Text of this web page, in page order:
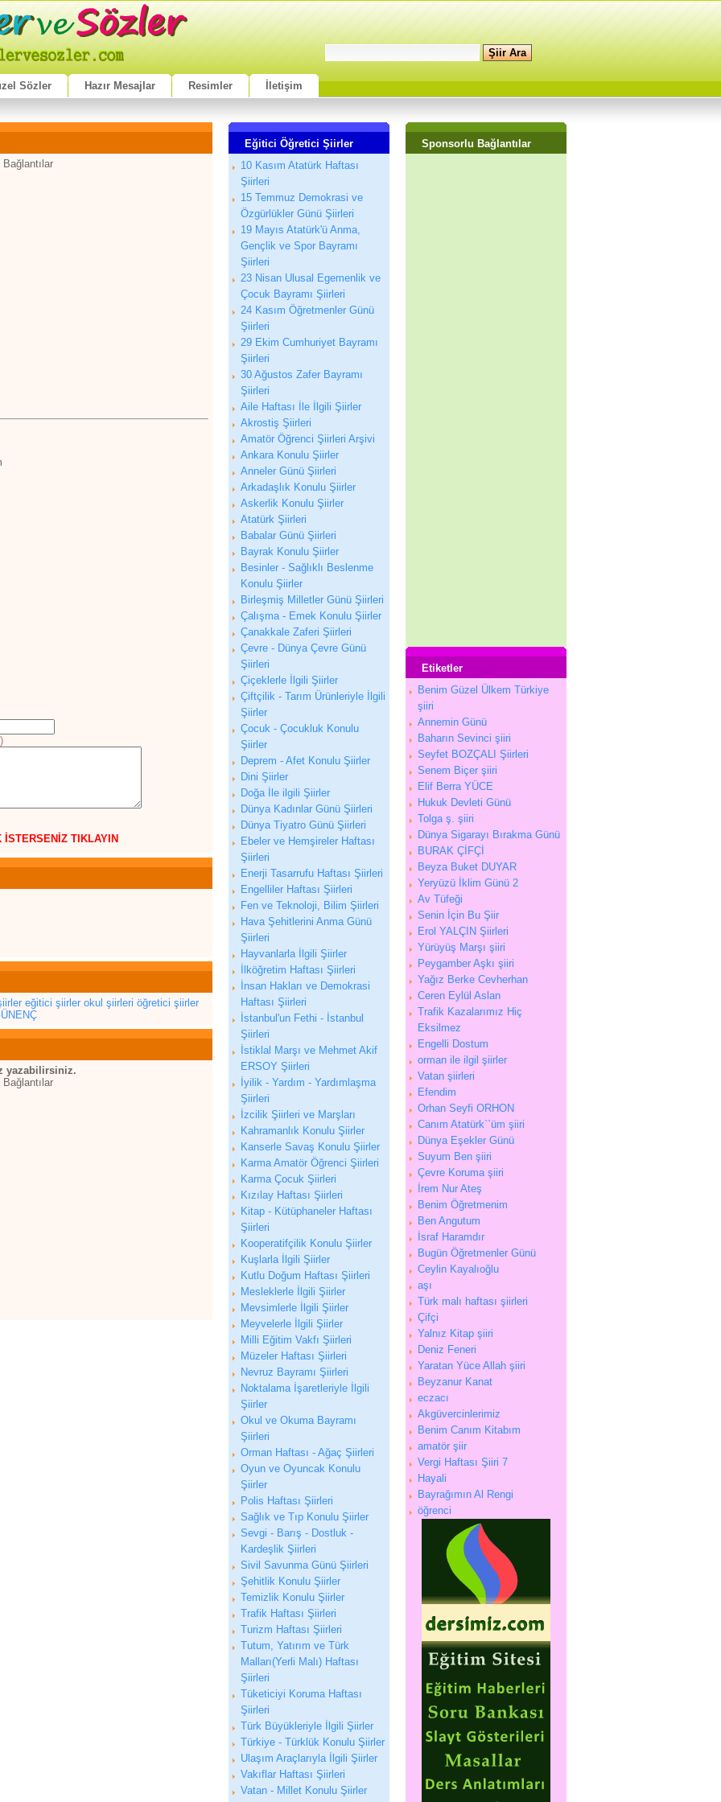
Sözler Hazır Mesajlar Resimler İletişim
TIKLAYIN
eğitici şiirler okul şiirleri öğretici şiirler
yazabilirsiniz.
Eğitici Öğretici Şiirler
10 Kasım Atatürk Haftası
Şiirleri
15 Temmuz Demokrasi ve
Özgürlükler Günü Şiirleri
19 Mayıs Atatürk'ü Anma,
Gençlik ve Spor Bayramı
Şiirleri
23 Nisan Ulusal Egemenlik ve
Çocuk Bayramı Şiirleri
24 Kasım Öğretmenler Günü
Şiirleri
29 Ekim Cumhuriyet Bayramı
Şiirleri
30 Ağustos Zafer Bayramı
Şiirleri
Aile Haftası İle İlgili Şiirler
Akrostiş Şiirleri
Amatör Öğrenci Şiirleri Arşivi
Ankara Konulu Şiirler
Anneler Günü Şiirleri
Arkadaşlık Konulu Şiirler
Askerlik Konulu Şiirler
Atatürk Şiirleri
Babalar Günü Şiirleri
Bayrak Konulu Şiirler
Besinler - Sağlıklı Beslenme
Konulu Şiirler
Birleşmiş Milletler Günü Şiirleri
Çalışma - Emek Konulu Şiirler
Çanakkale Zaferi Şiirleri
Çevre - Dünya Çevre Günü
Şiirleri
Çiçeklerle İlgili Şiirler
Çiftçilik - Tarım Ürünleriyle İlgili
Şiirler
Çocuk - Çocukluk Konulu
Şiirler
Deprem - Afet Konulu Şiirler
Dini Şiirler
Doğa İle ilgili Şiirler
Dünya Kadınlar Günü Şiirleri
Dünya Tiyatro Günü Şiirleri
Ebeler ve Hemşireler Haftası
Şiirleri
Enerji Tasarrufu Haftası Şiirleri
Engelliler Haftası Şiirleri
Fen ve Teknoloji, Bilim Şiirleri
Hava Şehitlerini Anma Günü
Şiirleri
Hayvanlarla İlgili Şiirler
İlköğretim Haftası Şiirleri
İnsan Hakları ve Demokrasi
Haftası Şiirleri
İstanbul'un Fethi - İstanbul
Şiirleri
İstiklal Marşı ve Mehmet Akif
ERSOY Şiirleri
İyilik - Yardım - Yardımlaşma
Şiirleri
İzcilik Şiirleri ve Marşları
Kahramanlık Konulu Şiirler
Kanserle Savaş Konulu Şiirler
Karma Amatör Öğrenci Şiirleri
Karma Çocuk Şiirleri
Kızılay Haftası Şiirleri
Kitap - Kütüphaneler Haftası
Şiirleri
Kooperatifçilik Konulu Şiirler
Kuşlarla İlgili Şiirler
Kutlu Doğum Haftası Şiirleri
Mesleklerle İlgili Şiirler
Mevsimlerle İlgili Şiirler
Meyvelerle İlgili Şiirler
Milli Eğitim Vakfı Şiirleri
Müzeler Haftası Şiirleri
Nevruz Bayramı Şiirleri
Noktalama İşaretleriyle İlgili
Şiirler
Okul ve Okuma Bayramı
Şiirleri
Orman Haftası - Ağaç Şiirleri
Oyun ve Oyuncak Konulu
Şiirler
Polis Haftası Şiirleri
Sağlık ve Tıp Konulu Şiirler
Sevgi - Barış - Dostluk -
Kardeşlik Şiirleri
Sivil Savunma Günü Şiirleri
Şehitlik Konulu Şiirler
Temizlik Konulu Şiirler
Trafik Haftası Şiirleri
Turizm Haftası Şiirleri
Tutum, Yatırım ve Türk
Malları(Yerli Malı) Haftası
Şiirleri
Tüketiciyi Koruma Haftası
Şiirleri
Türk Büyükleriyle İlgili Şiirler
Türkiye - Türklük Konulu Şiirler
Ulaşım Araçlarıyla İlgili Şiirler
Vakıflar Haftası Şiirleri
Vatan - Millet Konulu Şiirler
Sponsorlu Bağlantılar
Etiketler
Benim Güzel Ülkem Türkiye
şiiri
Annemin Günü
Baharın Sevinci şiiri
Seyfet BOZÇALI Şiirleri
Senem Biçer şiiri
Elif Berra YÜCE
Hukuk Devleti Günü
Tolga ş. şiiri
Dünya Sigarayı Bırakma Günü
BURAK ÇİFÇİ
Beyza Buket DUYAR
Yeryüzü İklim Günü 2
Av Tüfeği
Senin İçin Bu Şiir
Erol YALÇIN Şiirleri
Yürüyüş Marşı şiiri
Peygamber Aşkı şiiri
Yağız Berke Cevherhan
Ceren Eylül Aslan
Trafik Kazalarımız Hiç
Eksilmez
Engelli Dostum
orman ile ilgil şiirler
Vatan şiirleri
Efendim
Orhan Seyfi ORHON
Canım Atatürk``üm şiiri
Dünya Eşekler Günü
Suyum Ben şiiri
Çevre Koruma şiiri
İrem Nur Ateş
Benim Öğretmenim
Ben Angutum
İsraf Haramdır
Bugün Öğretmenler Günü
Ceylin Kayalıoğlu
aşı
Türk malı haftası şiirleri
Çifçi
Yalnız Kitap şiiri
Deniz Feneri
Yaratan Yüce Allah şiiri
Beyzanur Kanat
eczacı
Akgüvercinlerimiz
Benim Canım Kitabım
amatör şiir
Vergi Haftası Şiiri 7
Hayali
Bayrağımın Al Rengi
öğrenci